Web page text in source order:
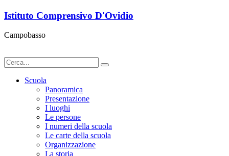
Istituto Comprensivo D'Ovidio
Campobasso
Scuola
Panoramica
Presentazione
I luoghi
Le persone
I numeri della scuola
Le carte della scuola
Organizzazione
La storia